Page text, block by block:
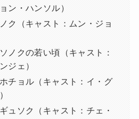
ン・ハンソル）
ク（キャスト：ムン・ジョ
ノクの若い頃（キャスト：
ジェ）
チョル（キャスト：イ・グ
ュソク（キャスト：チェ・